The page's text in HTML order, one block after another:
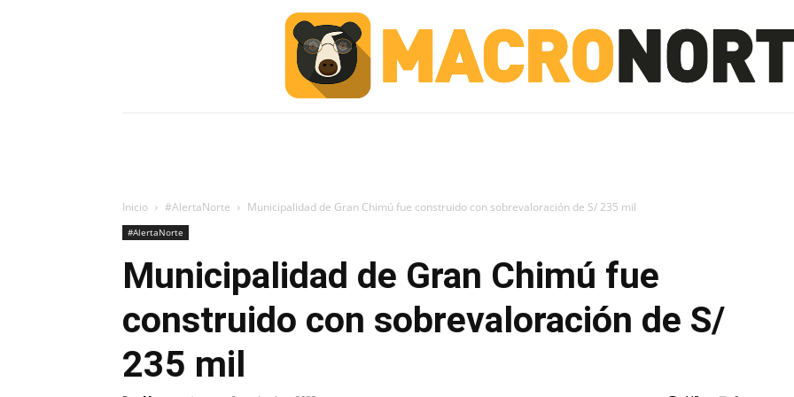
Inicio #AlertaNorte Municipalidad de Gran Chimú fue construido con sobrevaloración de S/ 235 mil
#AlertaNorte
Municipalidad de Gran Chimú fue
construido con sobrevaloración de S/
235 mil